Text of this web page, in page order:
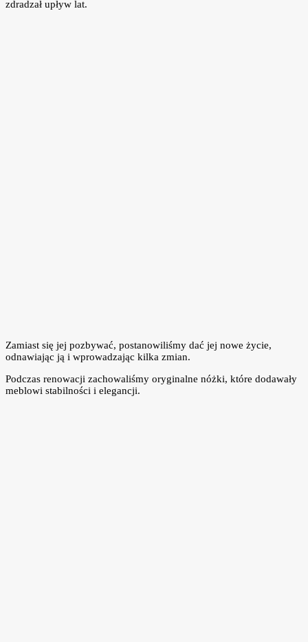
zdradzał upływ lat.
Zamiast się jej pozbywać, postanowiliśmy dać jej nowe życie,
odnawiając ją i wprowadzając kilka zmian.
Podczas renowacji zachowaliśmy oryginalne nóżki, które dodawały
meblowi stabilności i elegancji.